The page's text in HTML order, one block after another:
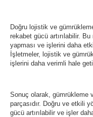
Doğru lojistik ve
rekabet gücü artırılabilir.
yapması ve işlerini daha
İşletmeler, lojistik ve
işlerini daha verimli hale
Sonuç olarak, gümrükleme
parçasıdır. Doğru ve etkili
gücü artırılabilir ve işler